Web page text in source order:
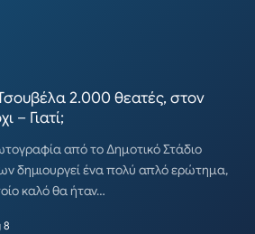
2.000 θεατές, στον
– Γιατί;
από το Δημοτικό Στάδιο
δημιουργεί ένα πολύ απλό ερώτημα,
καλό θα ήταν…
8